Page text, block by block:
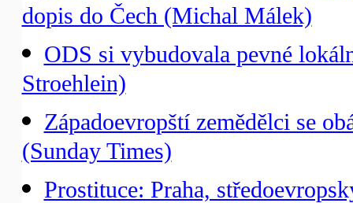
dopis do Čech (Michal Málek)
ODS si vybudovala pevné
Stroehlein)
Západoevropští zemědělci se
(Sunday Times)
Prostituce: Praha,